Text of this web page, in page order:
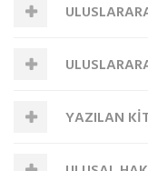
YAYINLANAN
SUNULAN VE
YAZILAN